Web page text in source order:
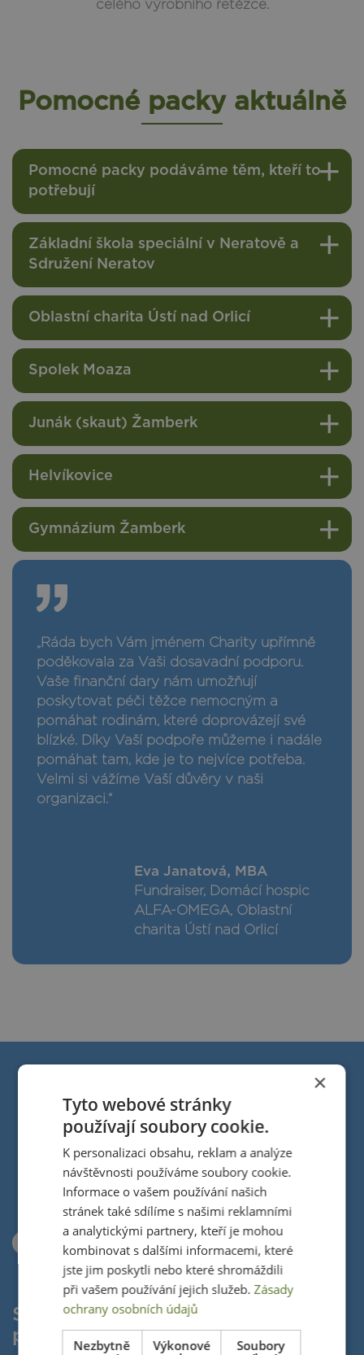
celého výrobního řetězce.
Pomocné packy aktuálně
Pomocné packy podáváme těm, kteří to
potřebují
Základní škola speciální v Neratově a
Sdružení Neratov
Oblastní charita Ústí nad Orlicí
Spolek Moaza
Junák (skaut) Žamberk
Helvíkovice
Gymnázium Žamberk
„Ráda bych Vám jménem Charity upřímně
poděkovala za Vaši dosavadní podporu.
Vaše finanční dary nám umožňují
poskytovat péči těžce nemocným a
pomáhat rodinám, které doprovázejí své
blízké. Díky Vaší podpoře můžeme i nadále
pomáhat tam, kde je to nejvíce potřeba.
Velmi si vážíme Vaší důvěry v naši
organizaci.“
Eva Janatová, MBA
Fundraiser, Domácí hospic
ALFA-OMEGA, Oblastní
charita Ústí nad Orlicí
smečky
Smlsnete si, protože tady je:
Smysluplná
práce
×
Tyto webové stránky
používají soubory cookie.
K personalizaci obsahu, reklam a analýze
návštěvnosti používáme soubory cookie.
Informace o vašem používání našich
stránek také sdílíme s našimi reklamními
a analytickými partnery, kteří je mohou
kombinovat s dalšími informacemi, které
jste jim poskytli nebo které shromáždili
při vašem používání jejich služeb.Zásady
ochrany osobních údajů
Nezbytně
Výkonové
Soubory